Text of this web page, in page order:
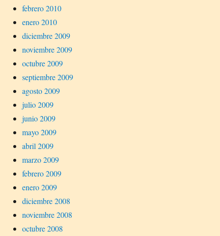
febrero 2010
enero 2010
diciembre 2009
noviembre 2009
octubre 2009
septiembre 2009
agosto 2009
julio 2009
junio 2009
mayo 2009
abril 2009
marzo 2009
febrero 2009
enero 2009
diciembre 2008
noviembre 2008
octubre 2008